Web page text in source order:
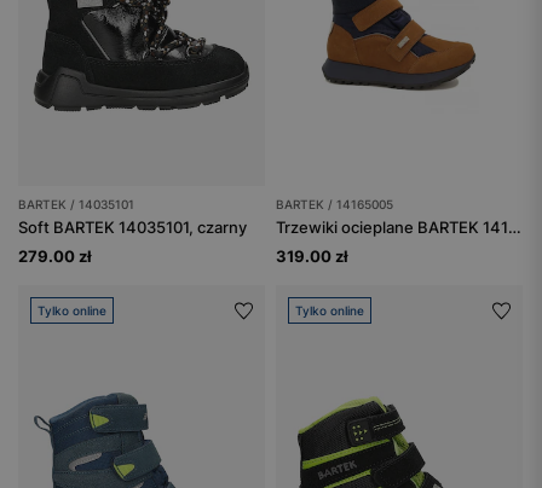
BARTEK / 14035101
Soft BARTEK 14035101, czarny
279.00 zł
BARTEK / 14165005
Trzewiki ocieplane BARTEK 14165005, brązowo-granatowy
319.00 zł
Tylko online Tylko online